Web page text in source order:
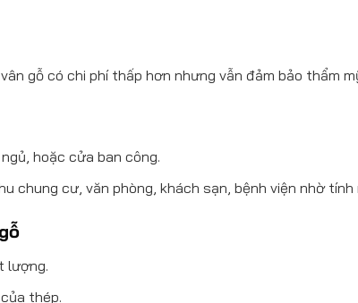
gỗ có chi phí thấp hơn nhưng vẫn đảm bảo thẩm
hoặc cửa ban công.
chung cư, văn phòng, khách sạn, bệnh viện nhờ tính
lượng.
thép.